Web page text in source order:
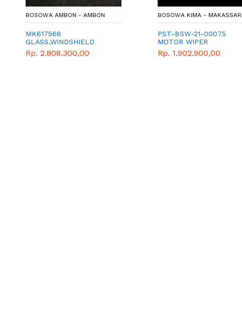
BOSOWA AMBON - AMBON
MK617568
GLASS,WINDSHIELD
FN62F
Rp. 2.808.300,00
BOSOWA KIMA - MAKASSAR
PST-BSW-21-00075
MOTOR WIPER
Rp. 1.902.900,00